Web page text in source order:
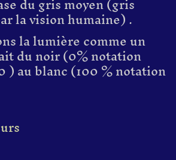
la vision humaine).
la lumière comme un
dunoir(0%notation
)au blanc(100 %notation